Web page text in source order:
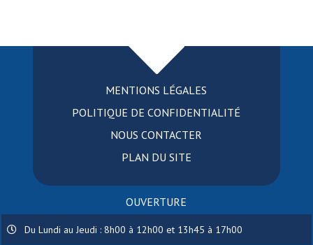
MENTIONS LÉGALES
POLITIQUE DE CONFIDENTIALITÉ
NOUS CONTACTER
PLAN DU SITE
OUVERTURE
Du Lundi au Jeudi : 8h00 à 12h00 et 13h45 à 17h00